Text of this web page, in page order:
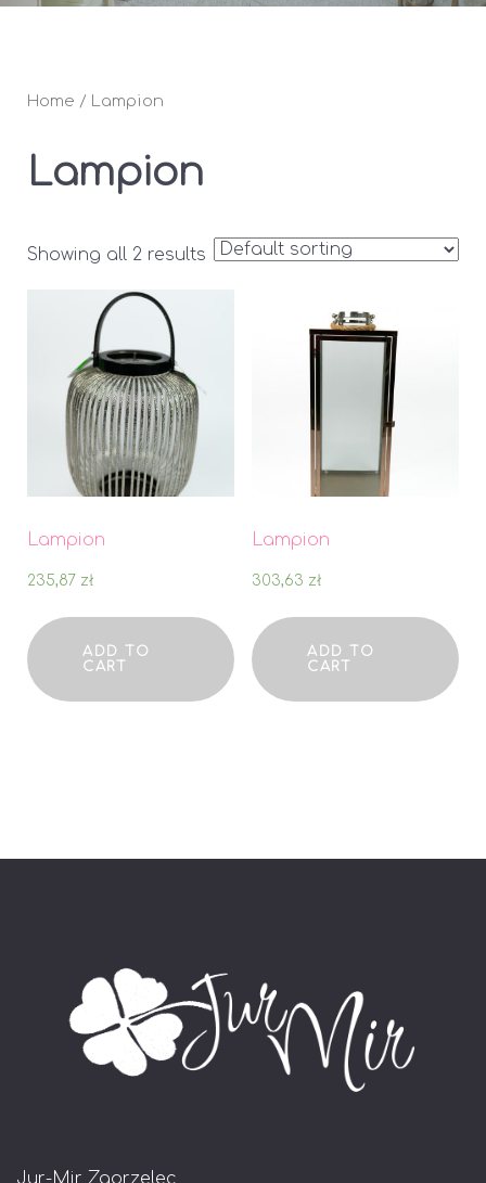
Home / Lampion
Lampion
Showing all 2 results
Lampion
235,87 zł
ADD TO
CART
Lampion
303,63 zł
ADD TO
CART
Jur-Mir Zgorzelec